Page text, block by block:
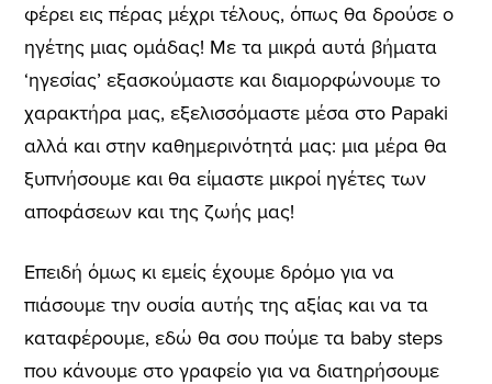
φέρει εις πέρας μέχρι τέλους, όπως θα δρούσε ο
ηγέτης μιας ομάδας! Με τα μικρά αυτά βήματα
‘ηγεσίας’ εξασκούμαστε και διαμορφώνουμε το
χαρακτήρα μας, εξελισσόμαστε μέσα στο Papaki
αλλά και στην καθημερινότητά μας: μια μέρα θα
ξυπνήσουμε και θα είμαστε μικροί ηγέτες των
αποφάσεων και της ζωής μας!
Επειδή όμως κι εμείς έχουμε δρόμο για να
πιάσουμε την ουσία αυτής της αξίας και να τα
καταφέρουμε, εδώ θα σου πούμε τα baby steps
που κάνουμε στο γραφείο για να διατηρήσουμε